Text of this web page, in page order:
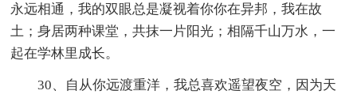
永远相通，我的双眼总是凝视着你你在异邦，我在故
土；身居两种课堂，共抹一片阳光；相隔千山万水，一
起在学林里成长。
30、自从你远渡重洋，我总喜欢遥望夜空，因为天